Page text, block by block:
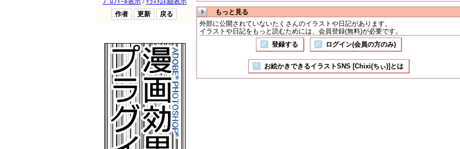
もっと見る
外部に公開されていないたくさんのイラストや日記があります。
イラストや日記をもっと読むためには、会員登録(無料)が必要です。
登録する
ログイン(会員の方のみ)
お絵かきできるイラストSNS [Chixi(ちぃ)]とは